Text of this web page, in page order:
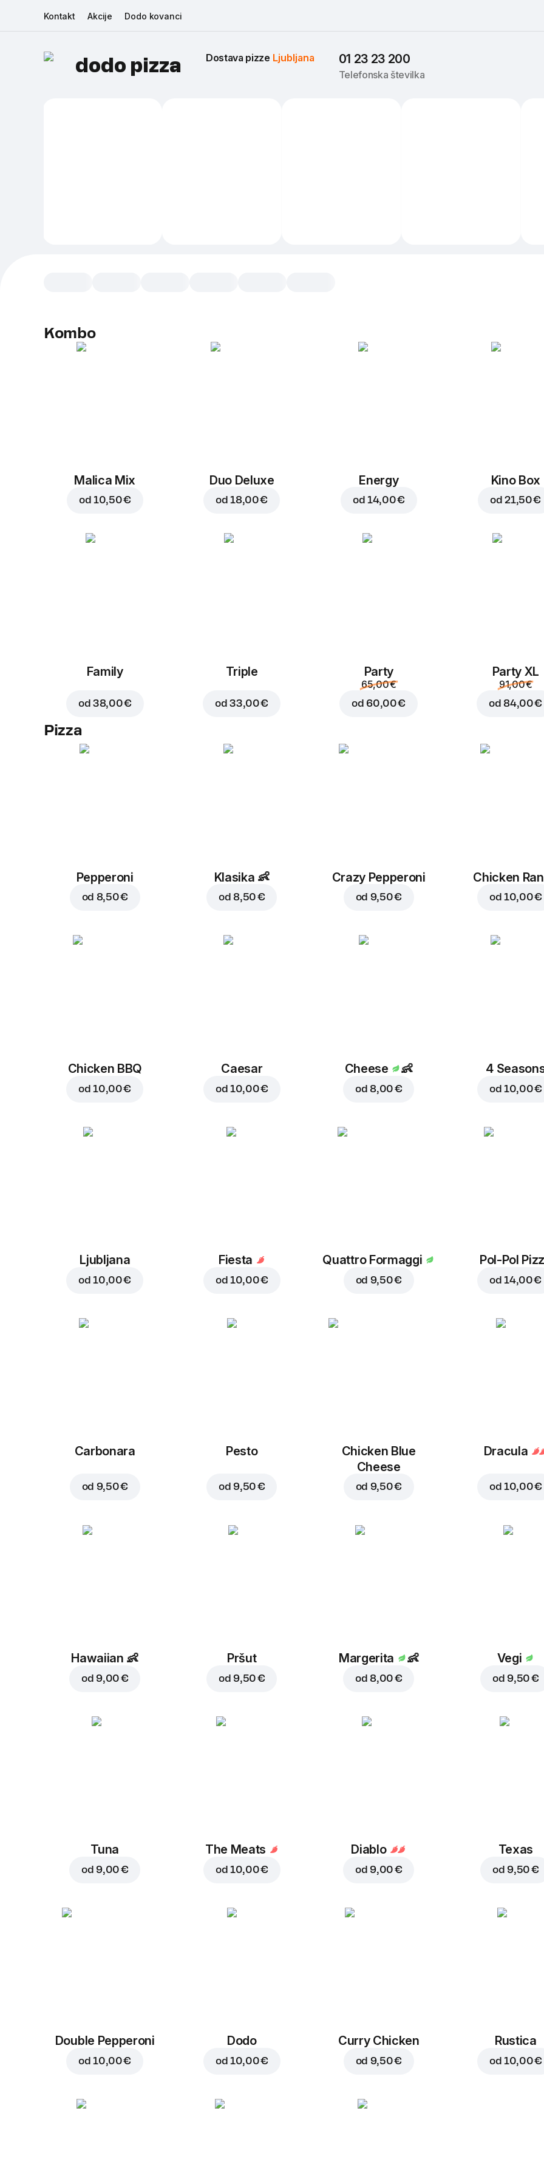
Kontakt Akcije Dodo kovanci
dodo pizza Dostava pizze Ljubljana 01 23 23 200
Telefonska številka
Dodaj v košaro za
Kombo
Malica Mix
od 10,50 €
Duo Deluxe
od18,00 €
Energy
od 14,00 €
Kino Box
od21,50 €
Family
od 38,00 €
Triple
od33,00 €
Party
65,00 €
od 60,00 €
Party XL
91,00 €
od 84,00 €
Pizza
Pepperoni
od 8,50 €
Klasika 👶
od 8,50 €
Crazy Pepperoni
od 9,50 €
Chicken
od 10,00 €
Chicken BBQ
od 10,00 €
Caesar
od 10,00 €
Cheese 👶
od 8,00 €
4
od 10,00 €
Ljubljana
od 10,00 €
Fiesta
od 10,00 €
Quattro Formaggi
od 9,50 €
Pol-Pol
od 14,00 €
Carbonara
od 9,50 €
Pesto
od 9,50 €
Chicken Blue
Cheese
od 9,50 €
Dracula
od 10,00 €
Hawaiian 👶
od 9,00 €
Pršut
od 9,50 €
Margerita 👶
od 8,00 €
Vegi
od 9,50 €
Tuna
od 9,00 €
The Meats
od 10,00 €
Diablo
od 9,00 €
Texas
od 9,50 €
Double Pepperoni
od10,00 €
Dodo
od 10,00 €
Curry Chicken
od 9,50 €
Rustica
od 10,00 €